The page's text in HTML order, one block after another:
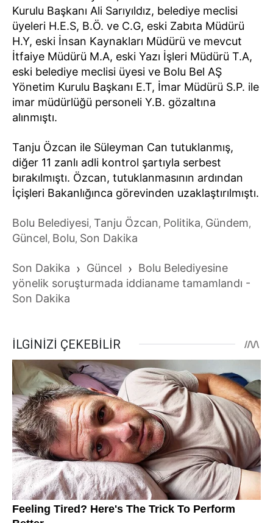
Kurulu Başkanı Ali Sarıyıldız, belediye meclisi
üyeleri H.E.S, B.Ö. ve C.G, eski Zabıta Müdürü
H.Y, eski İnsan Kaynakları Müdürü ve mevcut
İtfaiye Müdürü M.A, eski Yazı İşleri Müdürü T.A,
eski belediye meclisi üyesi ve Bolu Bel AŞ
Yönetim Kurulu Başkanı E.T, İmar Müdürü S.P. ile
imar müdürlüğü personeli Y.B. gözaltına
alınmıştı.
Tanju Özcan ile Süleyman Can tutuklanmış,
diğer 11 zanlı adli kontrol şartıyla serbest
bırakılmıştı. Özcan, tutuklanmasının ardından
İçişleri Bakanlığınca görevinden uzaklaştırılmıştı.
Bolu Belediyesi, Tanju Özcan, Politika, Gündem,
Güncel, Bolu, Son Dakika
Son Dakika › Güncel › Bolu Belediyesine
yönelik soruşturmada iddianame tamamlandı -
Son Dakika